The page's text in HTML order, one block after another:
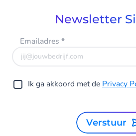
Newsletter
Emailadres *
Ik ga akkoord met de Privacy
Verstuur